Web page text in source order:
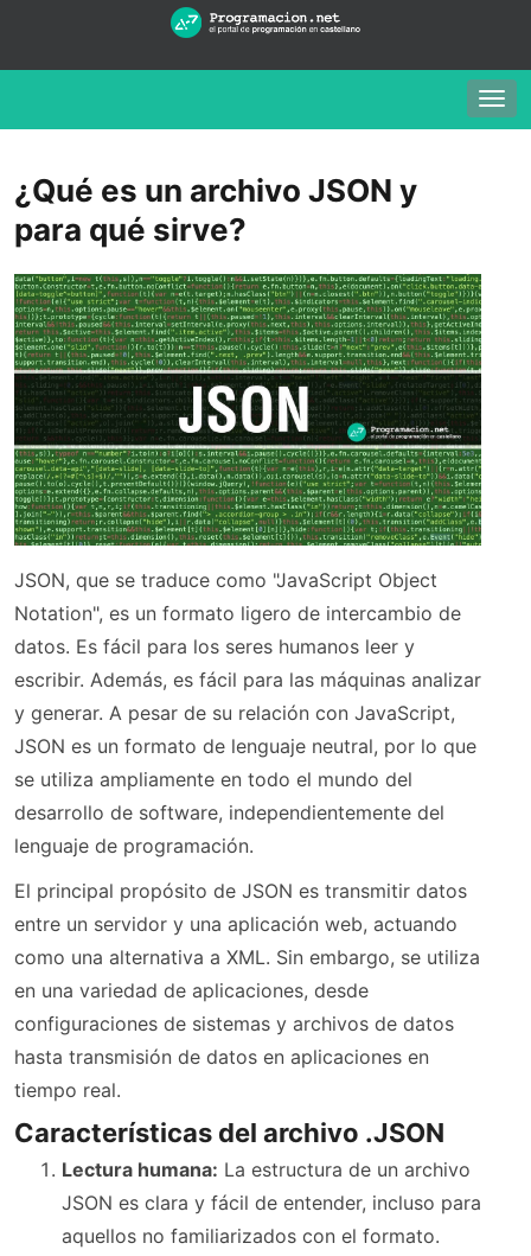
¿Qué es un archivo JSON y
para qué sirve?
JSON, que se traduce como "JavaScript Object
Notation", es un formato ligero de intercambio de
datos. Es fácil para los seres humanos leer y
escribir. Además, es fácil para las máquinas analizar
y generar. A pesar de su relación con JavaScript,
JSON es un formato de lenguaje neutral, por lo que
se utiliza ampliamente en todo el mundo del
desarrollo de software, independientemente del
lenguaje de programación.
El principal propósito de JSON es transmitir datos
entre un servidor y una aplicación web, actuando
como una alternativa a XML. Sin embargo, se utiliza
en una variedad de aplicaciones, desde
configuraciones de sistemas y archivos de datos
hasta transmisión de datos en aplicaciones en
tiempo real.
Características del archivo .JSON
Lectura humana: La estructura de un archivo
JSON es clara y fácil de entender, incluso para
aquellos no familiarizados con el formato.